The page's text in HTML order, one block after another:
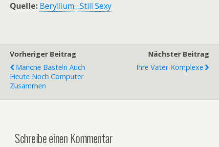
Quelle: Beryllium…Still Sexy
Vorheriger Beitrag
Manche Basteln Auch
Heute Noch Computer
Zusammen
Nächster Beitrag
Ihre Vater-Komplexe
Schreibe einen Kommentar